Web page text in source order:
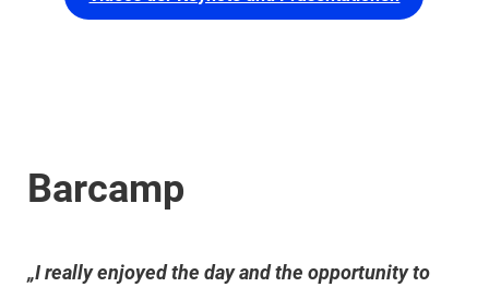
Barcamp
„I really enjoyed the day and the opportunity to